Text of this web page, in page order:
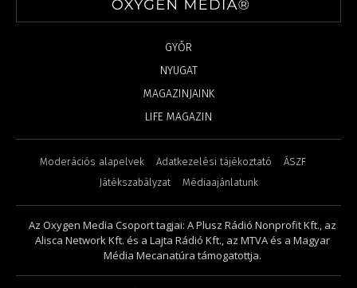
GYŐR
NYUGAT
MAGAZINJAINK
LIFE MAGAZIN
Moderációs alapelvek Adatkezelési tájékoztató
ÁSZF
Játékszabályzat
Médiaajánlatunk
Az Oxygen Media Csoport tagjai: A Plusz Rádió Nonprofit Kft., az
Alisca Network Kft. és a Lajta Rádió Kft., az MTVA és a Magyar
Média Mecanatúra támogatottja.